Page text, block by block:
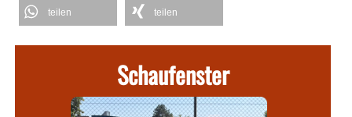
teilen teilen
Schaufenster